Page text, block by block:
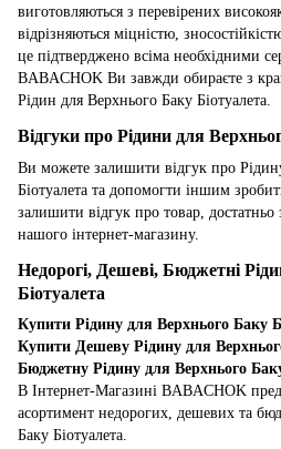
виготовляються з перевірених
відрізняються міцністю,
це підтверджено всіма необхідними
BABACHOK Ви завжди обираєте з
Рідин для Верхнього Баку Біотуалета.
Відгуки про Рідини для
Ви можете залишити відгук про
Біотуалета та допомогти іншим
залишити відгук про товар, достатньо
нашого інтернет-магазину.
Недорогі, Дешеві, Бюджетні
Біотуалета
Купити Рідину для Верхнього Баку
Купити Дешеву Рідину для
Бюджетну Рідину для Верхнього
В Інтернет-Магазині BABACHOK
асортимент недорогих, дешевих та
Баку Біотуалета.